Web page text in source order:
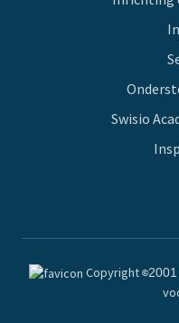
Swisio
Copyright ©